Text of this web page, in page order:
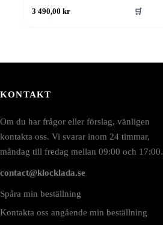
3 490,00kr 🛒
KONTAKT
Om du har frågor eller förslag, vänligen
kontakta oss. Vi svarar inom 24 timmar,
måndag till fredag mellan 09:00 och 17:00.
contact@klocklada.se
Spåra min beställning
Kontakta oss angående min beställning